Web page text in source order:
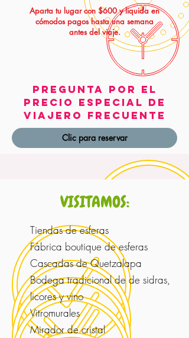
Aparta tu lugar con $600 y liquida en
cómodos pagos hasta una semana
antes del viaje.
PREGUNTA POR EL
PRECIO ESPECIAL DE
VIAJERO FRECUENTE
Clic para reservar
VISITAMOS:
Tiendas de esferas
Fábrica boutique de esferas
Cascadas de Quetzalapa
Bodega tradicional de de sidras,
licores y vino
Vitromurales
Mirador de cristal